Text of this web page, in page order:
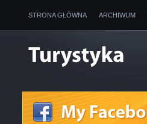
STRONA GŁÓWNA ARCHIWUM